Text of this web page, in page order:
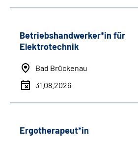
Betriebshandwerker*in für
Elektrotechnik
Bad Brückenau
31.08.2026
Ergotherapeut*in